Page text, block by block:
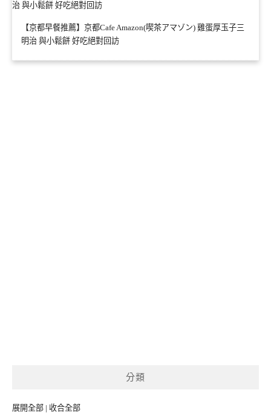
【京都早餐推薦】京都Cafe Amazon(喫茶アマゾン) 雞蛋厚玉子三
明治 與小鬆餅 好吃絕對回訪
分類
展開全部 | 收合全部